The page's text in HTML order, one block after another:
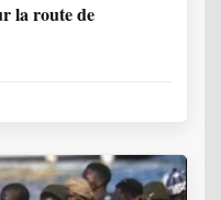
la route de